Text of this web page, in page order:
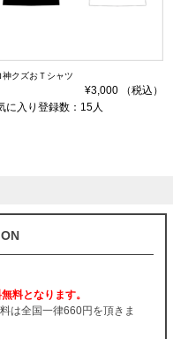
神クズおＴシャツ
¥3,000 （税込）
に入り登録数：15人
料となります。
は全国一律660円を頂きま